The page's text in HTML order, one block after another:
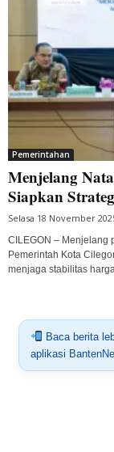
Pemerintahan
Menjelang
Siapkan
Selasa 18 November
CILEGON – Menjelang
Pemerintah Kota
menjaga stabilitas
Baca berita
aplikasi